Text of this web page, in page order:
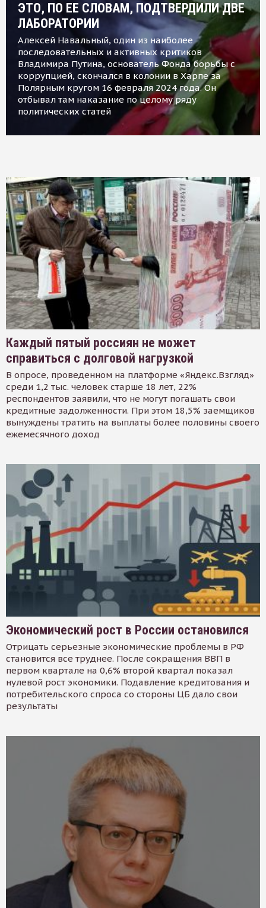
ЭТО, ПО ЕЕ СЛОВАМ, ПОДТВЕРДИЛИ ДВЕ
ЛАБОРАТОРИИ
Алексей Навальный, один из наиболее
последовательных и активных критиков
Владимира Путина, основатель Фонда борьбы с
коррупцией, скончался в колонии в Харпе за
Полярным кругом 16 февраля 2024 года. Он
отбывал там наказание по целому ряду
политических статей
Каждый пятый россиян не может
справиться с долговой нагрузкой
В опросе, проведенном на платформе «Яндекс.Взгляд»
среди 1,2 тыс. человек старше 18 лет, 22%
респондентов заявили, что не могут погашать свои
кредитные задолженности. При этом 18,5% заемщиков
вынуждены тратить на выплаты более половины своего
ежемесячного доход
Экономический рост в России остановился
Отрицать серьезные экономические проблемы в РФ
становится все труднее. После сокращения ВВП в
первом квартале на 0,6% второй квартал показал
нулевой рост экономики. Подавление кредитования и
потребительского спроса со стороны ЦБ дало свои
результаты